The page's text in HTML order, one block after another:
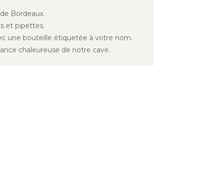
Bordeaux.
et pipettes.
une bouteille étiquetée à votre nom.
chaleureuse de notre cave.